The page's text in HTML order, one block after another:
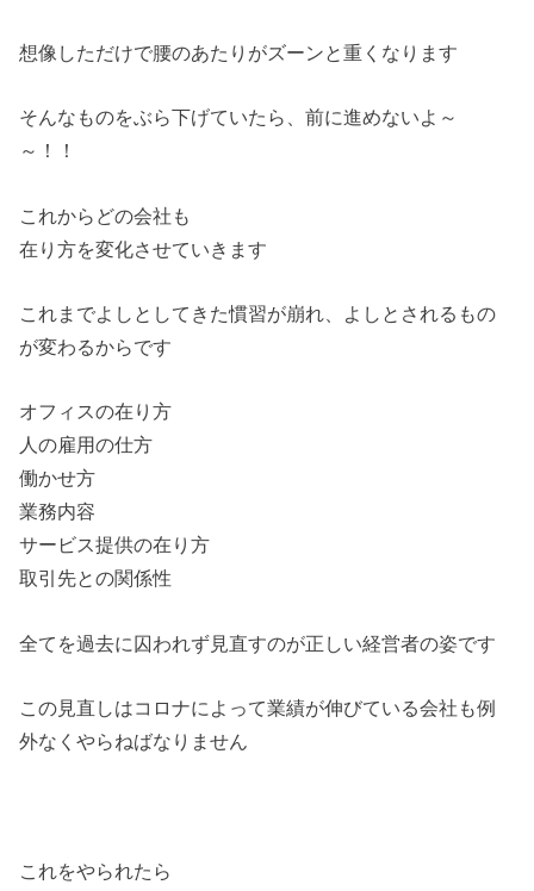
想像しただけで腰のあたりがズーンと重くなります
そんなものをぶら下げていたら、前に進めないよ～
～！！
これからどの会社も
在り方を変化させていきます
これまでよしとしてきた慣習が崩れ、よしとされるもの
が変わるからです
オフィスの在り方
人の雇用の仕方
働かせ方
業務内容
サービス提供の在り方
取引先との関係性
全てを過去に囚われず見直すのが正しい経営者の姿です
この見直しはコロナによって業績が伸びている会社も例
外なくやらねばなりません
これをやられたら